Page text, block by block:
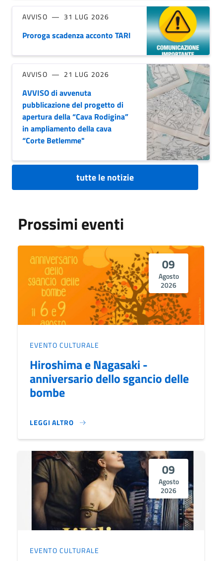
AVVISO 31 LUG 2026
Proroga scadenza acconto TARI
AVVISO 21 LUG 2026
AVVISO di avvenuta
pubblicazione del progetto di
apertura della “Cava Rodigina”
in ampliamento della cava
“Corte Betlemme"
tutte le notizie
Prossimi eventi
09
Agosto
2026
EVENTO CULTURALE
Hiroshima e Nagasaki -
anniversario dello sgancio delle
bombe
LEGGI ALTRO
HIROSHIMA E NAGASAKI - ANNIVERSARIO DELLO
09
Agosto
2026
EVENTO CULTURALE